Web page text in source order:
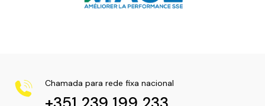
Chamada para rede fixa nacional